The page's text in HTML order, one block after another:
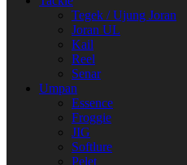
Tegek / Ujung Joran
Joran UL
Kail
Reel
Senar
Umpan
Essence
Froggie
JIG
Softlure
Pelet